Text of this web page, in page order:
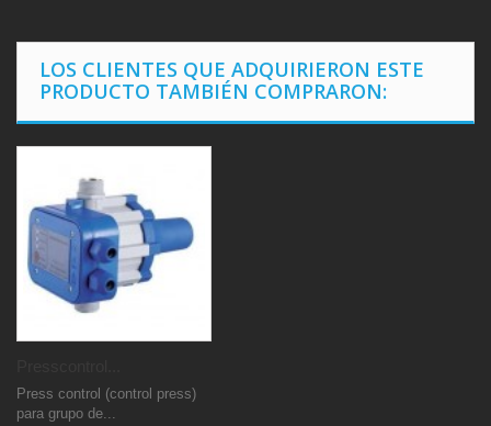
LOS CLIENTES QUE ADQUIRIERON ESTE
PRODUCTO TAMBIÉN COMPRARON:
Press control (control press)
para grupo de...